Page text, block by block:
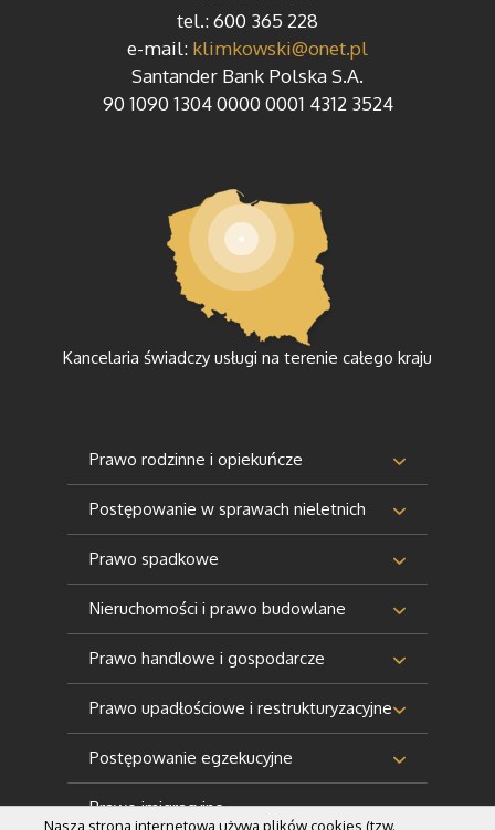
tel.: 600 365 228
e-mail: klimkowski@onet.pl
Santander Bank Polska S.A.
90 1090 1304 0000 0001 4312 3524
Kancelaria świadczy usługi na terenie całego kraju
Prawo rodzinne i opiekuńcze
Postępowanie w sprawach nieletnich
Prawo spadkowe
Nieruchomości i prawo budowlane
Prawo handlowe i gospodarcze
Prawo upadłościowe i restrukturyzacyjne
Postępowanie egzekucyjne
Prawo imigracyjne
Nasza strona internetowa używa plików cookies (tzw.